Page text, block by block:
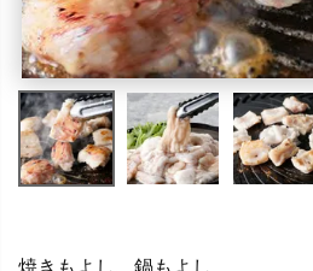
焼きもよし、鍋もよし